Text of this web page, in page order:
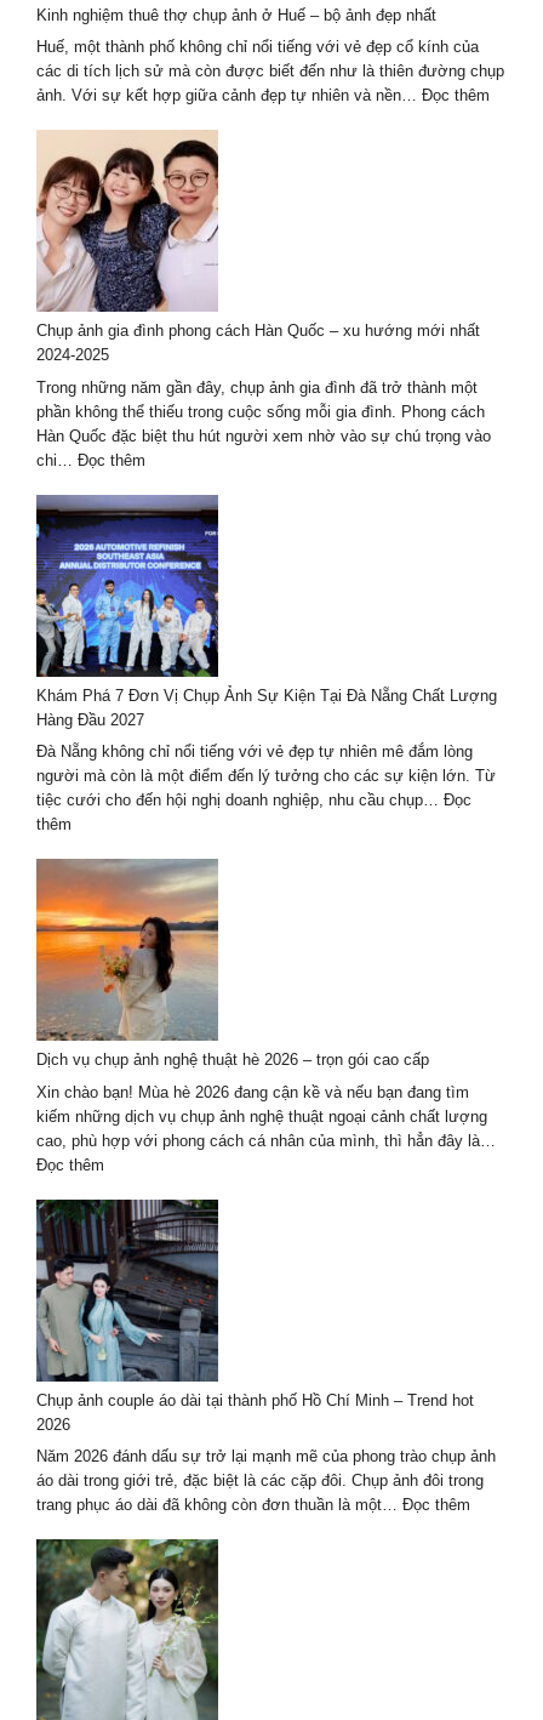
Với
Khung
Cảnh
Tuyệt
Kinh nghiệm thuê thợ chụp ảnh ở Huế – bộ ảnh đẹp nhất
Huế, một thành phố không chỉ nổi tiếng với vẻ đẹp cổ kính của
các di tích lịch sử mà còn được biết đến như là thiên đường chụp
ảnh. Với sự kết hợp giữa cảnh đẹp tự nhiên và nền… Đọc thêm
Chụp ảnh gia đình phong cách Hàn Quốc – xu hướng mới nhất
2024-2025
Trong những năm gần đây, chụp ảnh gia đình đã trở thành một
phần không thể thiếu trong cuộc sống mỗi gia đình. Phong cách
Hàn Quốc đặc biệt thu hút người xem nhờ vào sự chú trọng vào
chi… Đọc thêm
ảnh
gia
đình
phong
cách
Hàn
Quốc
–
xu
mới
nhất
2024-
Khám Phá 7 Đơn Vị Chụp Ảnh Sự Kiện Tại Đà Nẵng Chất Lượng
Hàng Đầu 2027
Đà Nẵng không chỉ nổi tiếng với vẻ đẹp tự nhiên mê đắm lòng
người mà còn là một điểm đến lý tưởng cho các sự kiện lớn. Từ
tiệc cưới cho đến hội nghị doanh nghiệp, nhu cầu chụp… Đọc
thêm
Phá
7
Đơn
Vị
Chụp
Ảnh
Sự
Kiện
Tại
Đà
Nẵng
Chất
Lượng
Đầu
2027
Dịch vụ chụp ảnh nghệ thuật hè 2026 – trọn gói cao cấp
Xin chào bạn! Mùa hè 2026 đang cận kề và nếu bạn đang tìm
kiếm những dịch vụ chụp ảnh nghệ thuật ngoại cảnh chất lượng
cao, phù hợp với phong cách cá nhân của mình, thì hẳn đây là…
Đọc thêm
vụ
chụp
ảnh
nghệ
thuật
hè
2026
–
trọn
cao
cấp
Chụp ảnh couple áo dài tại thành phố Hồ Chí Minh – Trend hot
2026
Năm 2026 đánh dấu sự trở lại mạnh mẽ của phong trào chụp ảnh
áo dài trong giới trẻ, đặc biệt là các cặp đôi. Chụp ảnh đôi trong
trang phục áo dài đã không còn đơn thuần là một… Đọc thêm